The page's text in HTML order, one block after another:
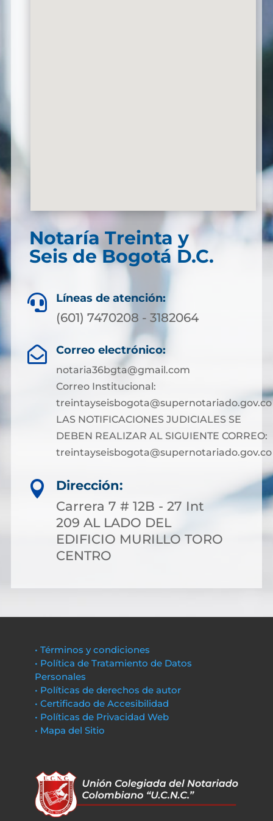
Notaría Treinta y
Seis de Bogotá D.C.
 Líneas de atención:
(601) 7470208 - 3182064
 Correo electrónico:
notaria36bgta@gmail.com
Correo Institucional:
treintayseisbogota@supernotariado.gov.co
LAS NOTIFICACIONES JUDICIALES SE
DEBEN REALIZAR AL SIGUIENTE CORREO:
treintayseisbogota@supernotariado.gov.co

Dirección:
Carrera 7 # 12B - 27 Int
209 AL LADO DEL
EDIFICIO MURILLO TORO
CENTRO
• Términos y condiciones
• Política de Tratamiento de Datos
Personales
• Políticas de derechos de autor
• Certificado de Accesibilidad
• Políticas de Privacidad Web
• Mapa del Sitio